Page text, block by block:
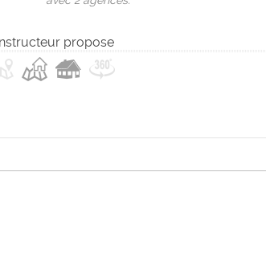
propose